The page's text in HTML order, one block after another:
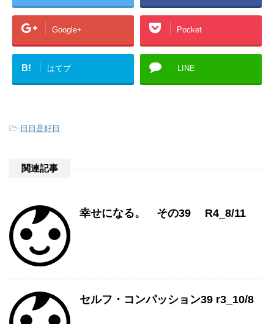
Google+ Pocket
B! はてブ LINE
-日日是好日
関連記事
幸せになる。 その39 R4_8/11
セルフ・コンパッション39 r3_10/8